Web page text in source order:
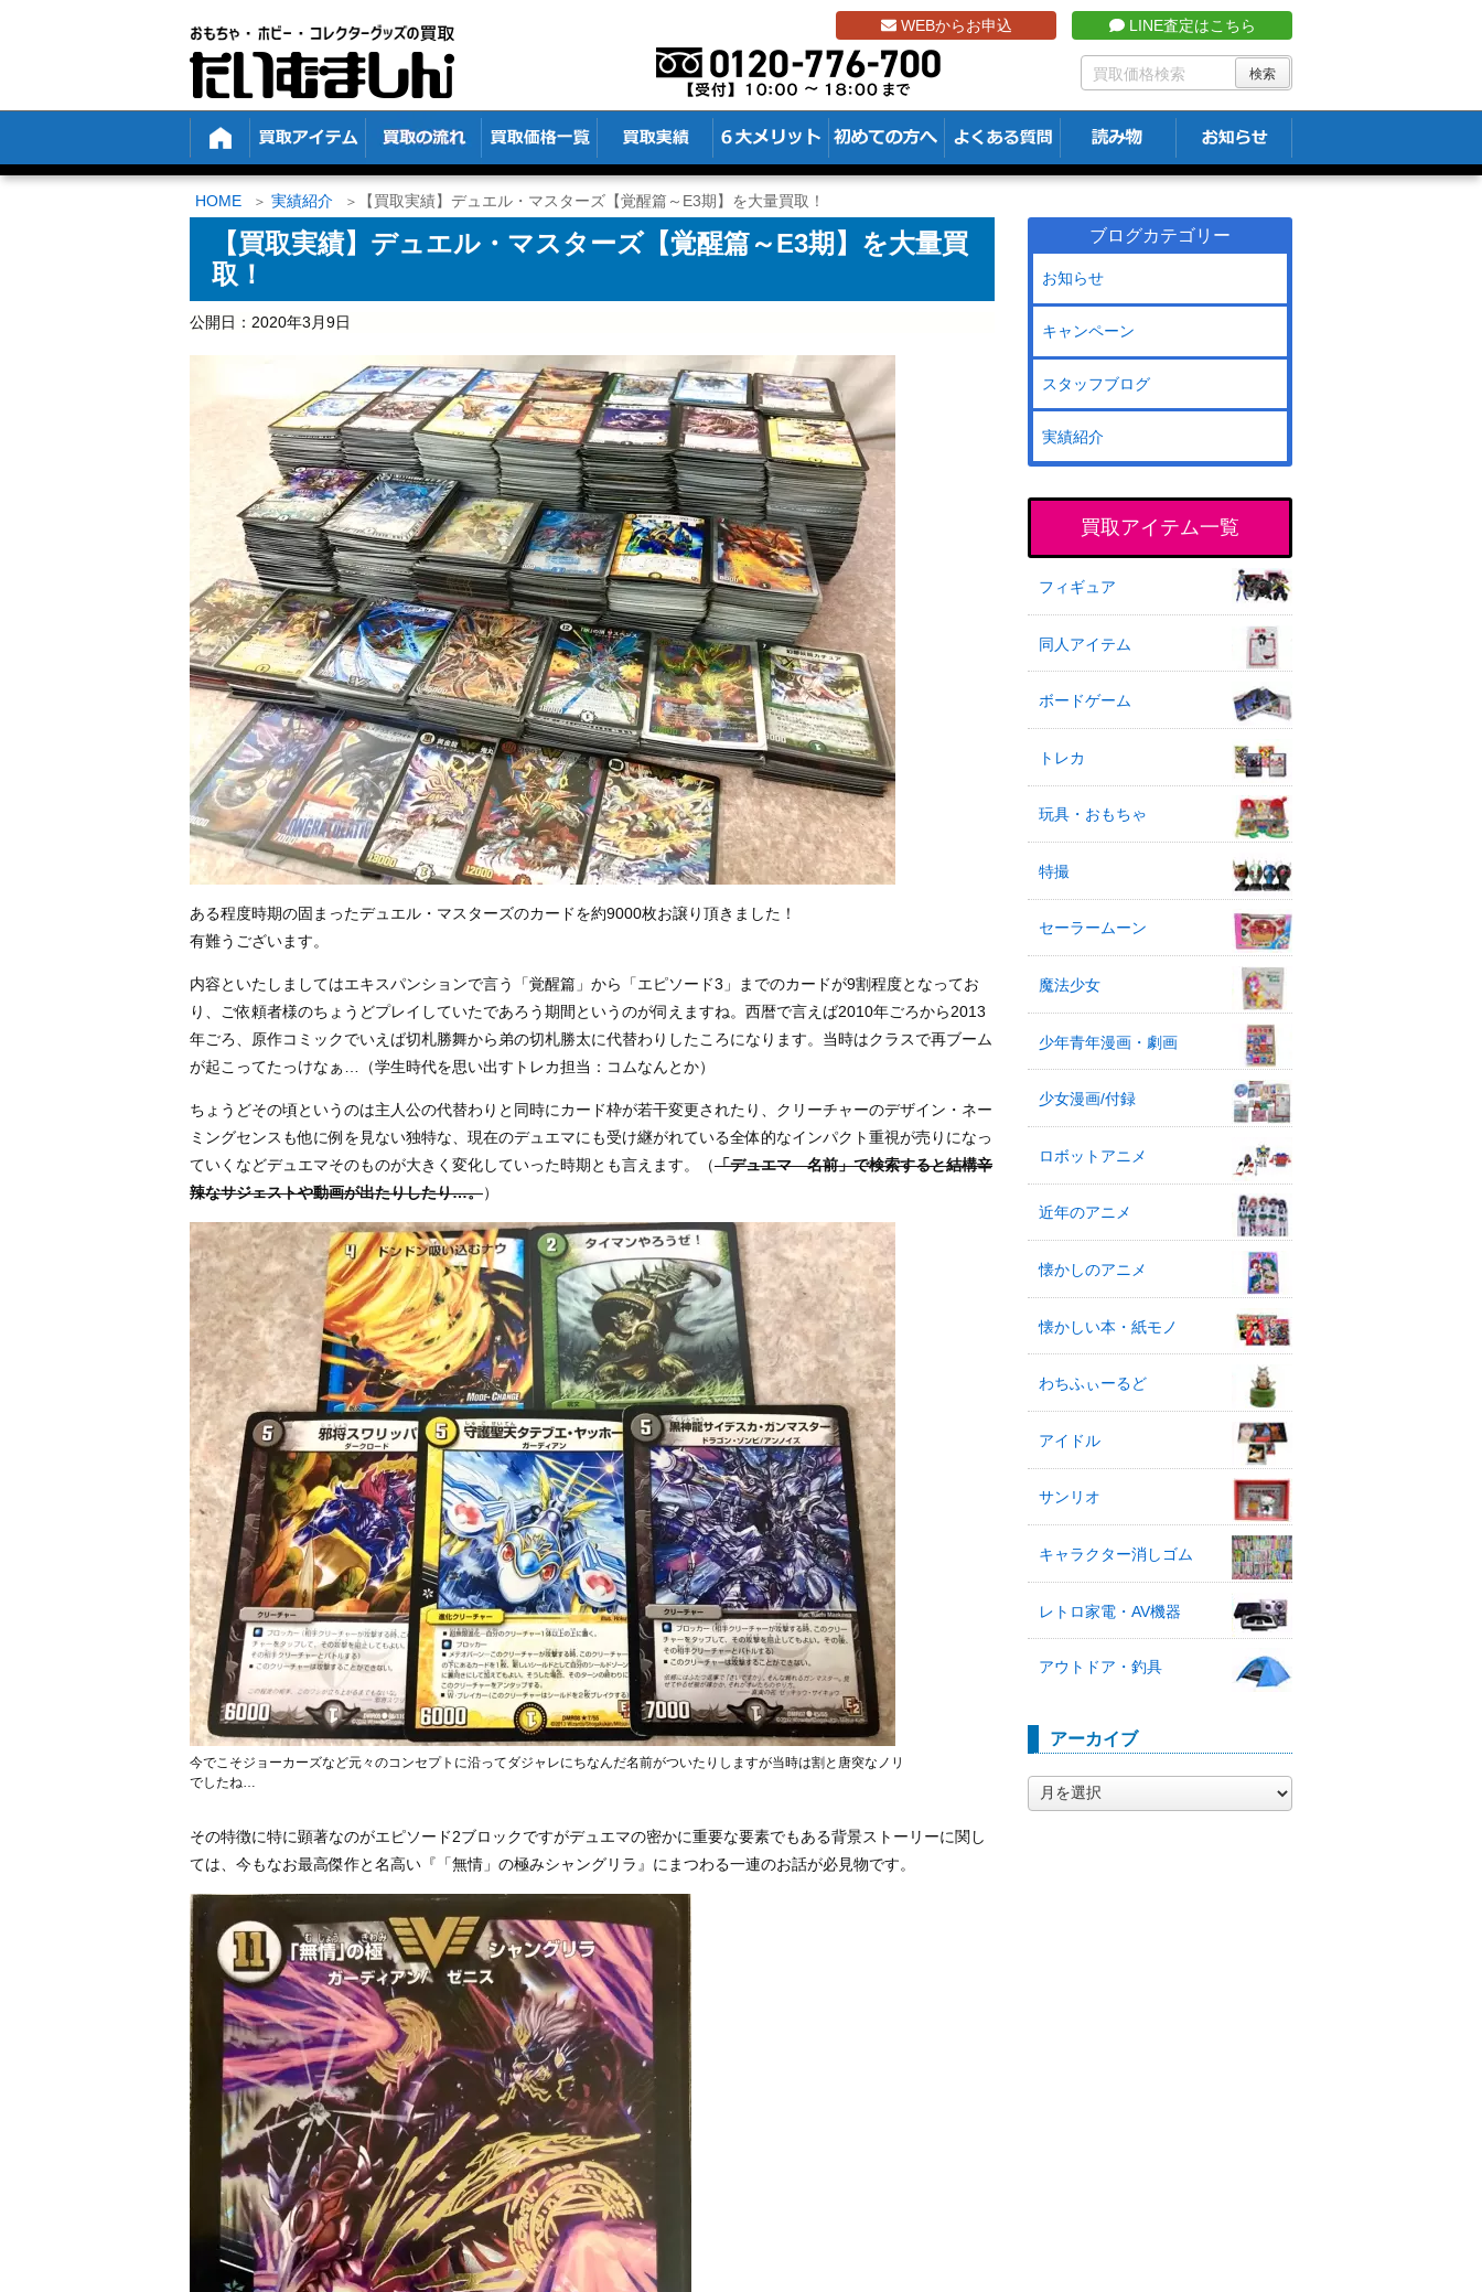
WEBからお申込 LINE査定はこちら
HOME 実績紹介 【買取実績】デュエル・マスターズ【覚醒篇～E3期】を大量買取！
【買取実績】デュエル・マスターズ【覚醒篇～E3期】を大量買
取！
公開日： 2020年3月9日
ある程度時期の固まったデュエル・マスターズのカードを約9000枚お譲り頂きました！
有難うございます。
内容といたしましてはエキスパンションで言う「覚醒篇」から「エピソード3」までのカードが9割程度となってお
り、ご依頼者様のちょうどプレイしていたであろう期間というのが伺えますね。西暦で言えば2010年ごろから2013
年ごろ、原作コミックでいえば切札勝舞から弟の切札勝太に代替わりしたころになります。当時はクラスで再ブーム
が起こってたっけなぁ…（学生時代を思い出すトレカ担当：コムなんとか）
ちょうどその頃というのは主人公の代替わりと同時にカード枠が若干変更されたり、クリーチャーのデザイン・ネー
ミングセンスも他に例を見ない独特な、現在のデュエマにも受け継がれている全体的なインパクト重視が売りになっ
ていくなどデュエマそのものが大きく変化していった時期とも言えます。（「デュエマ 名前」で検索すると結構辛
辣なサジェストや動画が出たりしたり…。）
今でこそジョーカーズなど元々のコンセプトに沿ってダジャレにちなんだ名前がついたりしますが当時は割と唐突なノリ
でしたね…
その特徴に特に顕著なのがエピソード2ブロックですがデュエマの密かに重要な要素でもある背景ストーリーに関し
ては、今もなお最高傑作と名高い『「無情」の極みシャングリラ』にまつわる一連のお話が必見物です。
ブログカテゴリー
お知らせ
キャンペーン
スタッフブログ
実績紹介
買取アイテム一覧
フィギュア
同人アイテム
ボードゲーム
トレカ
玩具・おもちゃ
特撮
セーラームーン
魔法少女
少年青年漫画・劇画
少女漫画/付録
ロボットアニメ
近年のアニメ
懐かしのアニメ
懐かしい本・紙モノ
わちふぃーるど
アイドル
サンリオ
キャラクター消しゴム
レトロ家電・AV機器
アウトドア・釣具
アーカイブ
ー